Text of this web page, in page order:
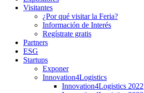
Visitantes
¿Por qué visitar la Feria?
Información de Interés
Regístrate gratis
Partners
ESG
Startups
Exponer
Innovation4Logistics
Innovation4Logistics 2022